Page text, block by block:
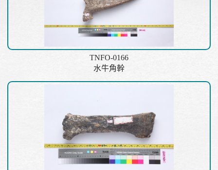
TNFO-0166
水牛角幹